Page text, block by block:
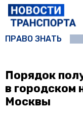
ПРАВО ЗНАТЬ
Порядок
в городском
Москвы